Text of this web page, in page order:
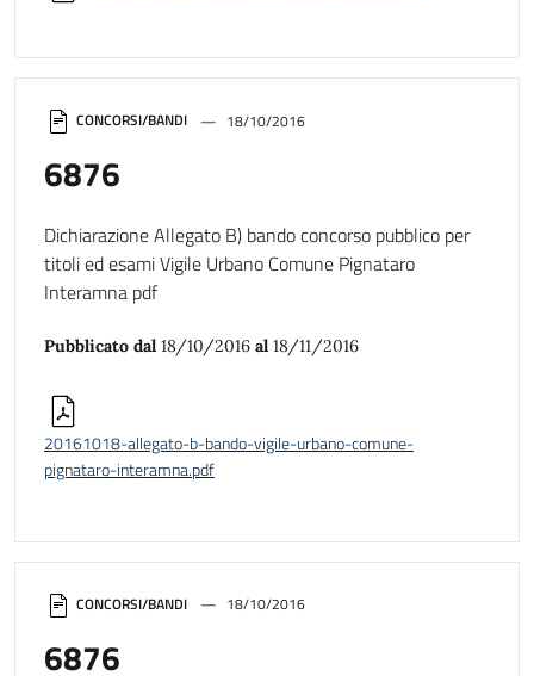
CONCORSI/BANDI 18/10/2016
6876
CONCORSI/BANDI 18/10/2016
6876
Dichiarazione Allegato B) bando concorso pubblico per
titoli ed esami Vigile Urbano Comune Pignataro
Interamna pdf
Pubblicato dal 18/10/2016 al 18/11/2016
20161018-allegato-b-bando-vigile-urbano-comune-
pignataro-interamna.pdf